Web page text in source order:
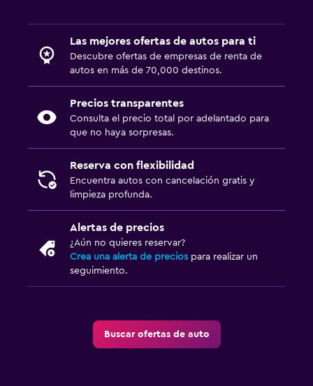
Las mejores ofertas de autos para ti
Descubre ofertas de empresas de renta de
autos en más de 70,000 destinos.
Precios transparentes
Consulta el precio total por adelantado para
que no haya sorpresas.
Reserva con flexibilidad
Encuentra autos con cancelación gratis y
limpieza profunda.
Alertas de precios
¿Aún no quieres reservar?
Crea una alerta de precios para realizar un
seguimiento.
Buscar ofertas de auto